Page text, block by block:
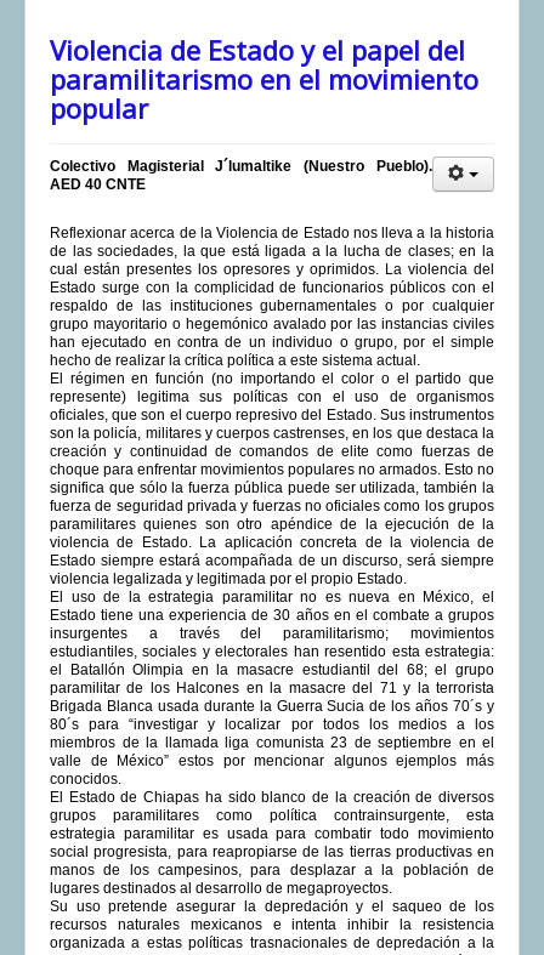
Violencia de Estado y el papel del
paramilitarismo en el movimiento
popular
Colectivo Magisterial J´lumaltike (Nuestro Pueblo).
AED 40 CNTE
Reflexionar acerca de la Violencia de Estado nos lleva a la historia
de las sociedades, la que está ligada a la lucha de clases; en la
cual están presentes los opresores y oprimidos. La violencia del
Estado surge con la complicidad de funcionarios públicos con el
respaldo de las instituciones gubernamentales o por cualquier
grupo mayoritario o hegemónico avalado por las instancias civiles
han ejecutado en contra de un individuo o grupo, por el simple
hecho de realizar la crítica política a este sistema actual.
El régimen en función (no importando el color o el partido que
represente) legitima sus políticas con el uso de organismos
oficiales, que son el cuerpo represivo del Estado. Sus instrumentos
son la policía, militares y cuerpos castrenses, en los que destaca la
creación y continuidad de comandos de elite como fuerzas de
choque para enfrentar movimientos populares no armados. Esto no
significa que sólo la fuerza pública puede ser utilizada, también la
fuerza de seguridad privada y fuerzas no oficiales como los grupos
paramilitares quienes son otro apéndice de la ejecución de la
violencia de Estado. La aplicación concreta de la violencia de
Estado siempre estará acompañada de un discurso, será siempre
violencia legalizada y legitimada por el propio Estado.
El uso de la estrategia paramilitar no es nueva en México, el
Estado tiene una experiencia de 30 años en el combate a grupos
insurgentes a través del paramilitarismo; movimientos
estudiantiles, sociales y electorales han resentido esta estrategia:
el Batallón Olimpia en la masacre estudiantil del 68; el grupo
paramilitar de los Halcones en la masacre del 71 y la terrorista
Brigada Blanca usada durante la Guerra Sucia de los años 70´s y
80´s para “investigar y localizar por todos los medios a los
miembros de la llamada liga comunista 23 de septiembre en el
valle de México” estos por mencionar algunos ejemplos más
conocidos.
El Estado de Chiapas ha sido blanco de la creación de diversos
grupos paramilitares como política contrainsurgente, esta
estrategia paramilitar es usada para combatir todo movimiento
social progresista, para reapropiarse de las tierras productivas en
manos de los campesinos, para desplazar a la población de
lugares destinados al desarrollo de megaproyectos.
Su uso pretende asegurar la depredación y el saqueo de los
recursos naturales mexicanos e intenta inhibir la resistencia
organizada a estas políticas trasnacionales de depredación a la